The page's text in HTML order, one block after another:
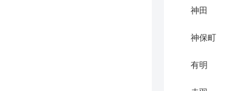
神田
神保町
有明